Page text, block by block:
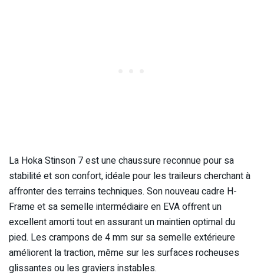
La Hoka Stinson 7 est une chaussure reconnue pour sa
stabilité et son confort, idéale pour les traileurs cherchant à
affronter des terrains techniques. Son nouveau cadre H-
Frame et sa semelle intermédiaire en EVA offrent un
excellent amorti tout en assurant un maintien optimal du
pied. Les crampons de 4 mm sur sa semelle extérieure
améliorent la traction, même sur les surfaces rocheuses
glissantes ou les graviers instables.